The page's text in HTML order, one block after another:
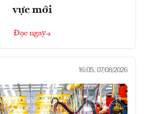
vực mới
Đọc ngay
16:05, 07/08/2026